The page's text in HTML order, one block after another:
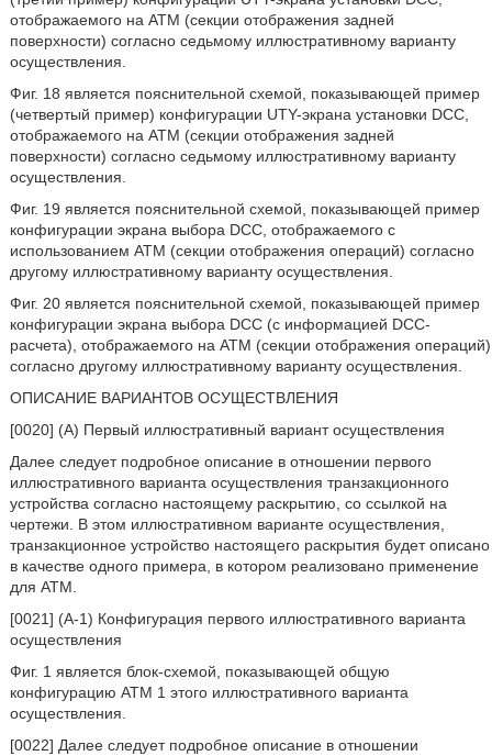
отображаемого на ATM (секции отображения задней
поверхности) согласно седьмому иллюстративному варианту
осуществления.
Фиг. 18 является пояснительной схемой, показывающей пример
(четвертый пример) конфигурации UTY-экрана установки DCC,
отображаемого на ATM (секции отображения задней
поверхности) согласно седьмому иллюстративному варианту
осуществления.
Фиг. 19 является пояснительной схемой, показывающей пример
конфигурации экрана выбора DCC, отображаемого с
использованием ATM (секции отображения операций) согласно
другому иллюстративному варианту осуществления.
Фиг. 20 является пояснительной схемой, показывающей пример
конфигурации экрана выбора DCC (с информацией DCC-
расчета), отображаемого на ATM (секции отображения операций)
согласно другому иллюстративному варианту осуществления.
ОПИСАНИЕ ВАРИАНТОВ ОСУЩЕСТВЛЕНИЯ
[0020] (А) Первый иллюстративный вариант осуществления
Далее следует подробное описание в отношении первого
иллюстративного варианта осуществления транзакционного
устройства согласно настоящему раскрытию, со ссылкой на
чертежи. В этом иллюстративном варианте осуществления,
транзакционное устройство настоящего раскрытия будет описано
в качестве одного примера, в котором реализовано применение
для ATM.
[0021] (A-1) Конфигурация первого иллюстративного варианта
осуществления
Фиг. 1 является блок-схемой, показывающей общую
конфигурацию ATM 1 этого иллюстративного варианта
осуществления.
[0022] Далее следует подробное описание в отношении